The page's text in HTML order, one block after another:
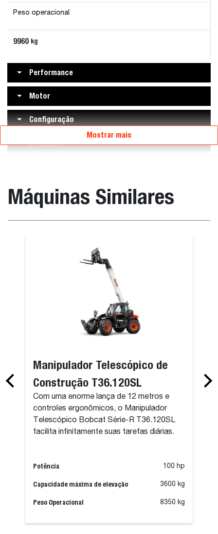
Peso operacional
9960 kg
Performance
Motor
Configuração
Dimensões
Mostrar mais
Máquinas Similares
Manipulador Telescópico de
Construção T36.120SL
Com uma enorme lança de 12 metros e
controles ergonômicos, o Manipulador
Telescópico Bobcat Série-R T36.120SL
facilita infinitamente suas tarefas diárias.
Potência 100 hp
Capacidade máxima de elevação 3600 kg
Peso Operacional 8350 kg